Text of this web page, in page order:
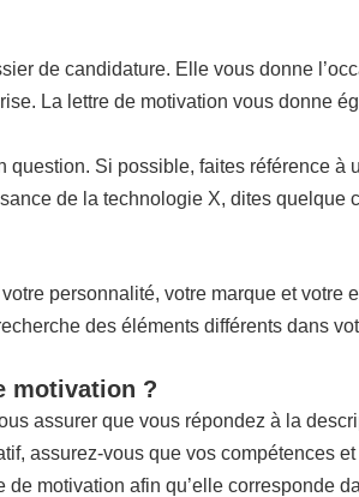
de candidature. Elle vous donne
La lettre de motivation vous donne
question. Si possible, faites référence
de la technologie X, dites
personnalité, votre marque et
des éléments différents dans
motivation ?
assurer que vous répondez à la
assurez-vous que vos
motivation afin qu’elle corresponde